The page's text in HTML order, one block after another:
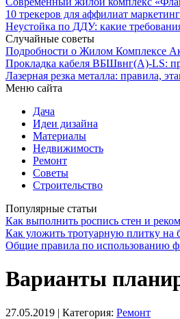
10 трекеров для аффилиат
Неустойка по ДДУ: какие
Случайные советы
Подробности о Жилом Комплексе
Прокладка кабеля ВБШвнг(А)-LS:
Лазерная резка металла: правила,
Меню сайта
Дача
Идеи дизайна
Материалы
Недвижимость
Ремонт
Советы
Строительство
Популярные статьи
Как выполнить роспись стен и
Как уложить тротуарную плитку на
Общие правила по использованию
Варианты
27.05.2019 | Категория: Ремонт